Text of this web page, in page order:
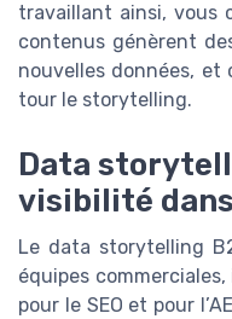
travaillant ainsi, vous
contenus génèrent
nouvelles données, et
tour le storytelling.
Data
visibilité
Le data storytelling
équipes
pour le SEO et pour